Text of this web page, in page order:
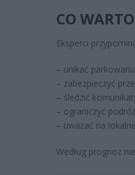
CO
Eksperci
– unikać
– zabezpieczyć
– śledzić
– ograniczyć
– uważać na
Według prognoz